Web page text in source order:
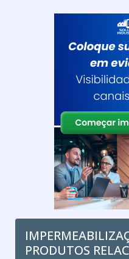
PRODUTOS